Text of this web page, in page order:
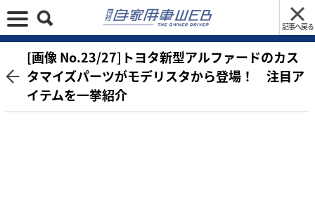
記事へ戻る
[画像 No.23/27]トヨタ新型アルファードのカス
タマイズパーツがモデリスタから登場！ 注目ア
イテムを一挙紹介